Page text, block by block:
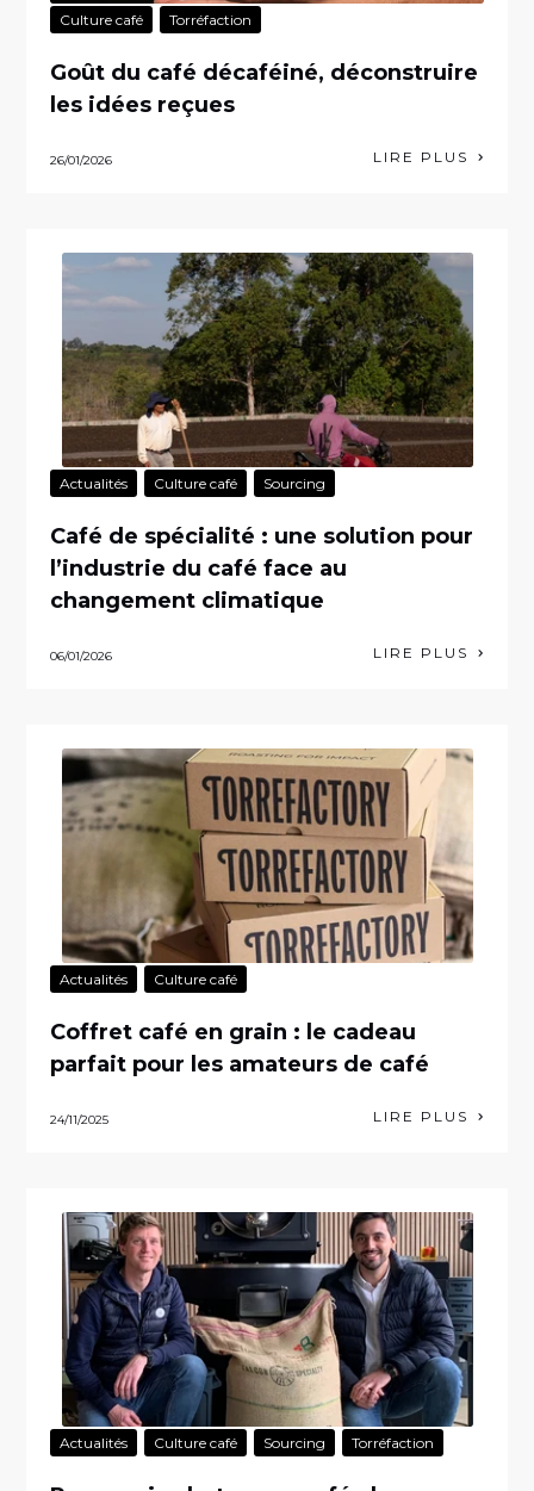
Culture café Torréfaction
Goût du café décaféiné, déconstruire
les idées reçues
26/01/2026 LIRE PLUS
Actualités Culture café Sourcing
Café de spécialité : une solution pour
l’industrie du café face au
changement climatique
06/01/2026 LIRE PLUS
Actualités Culture café
Coffret café en grain : le cadeau
parfait pour les amateurs de café
24/11/2025 LIRE PLUS
Actualités Culture café Sourcing Torréfaction